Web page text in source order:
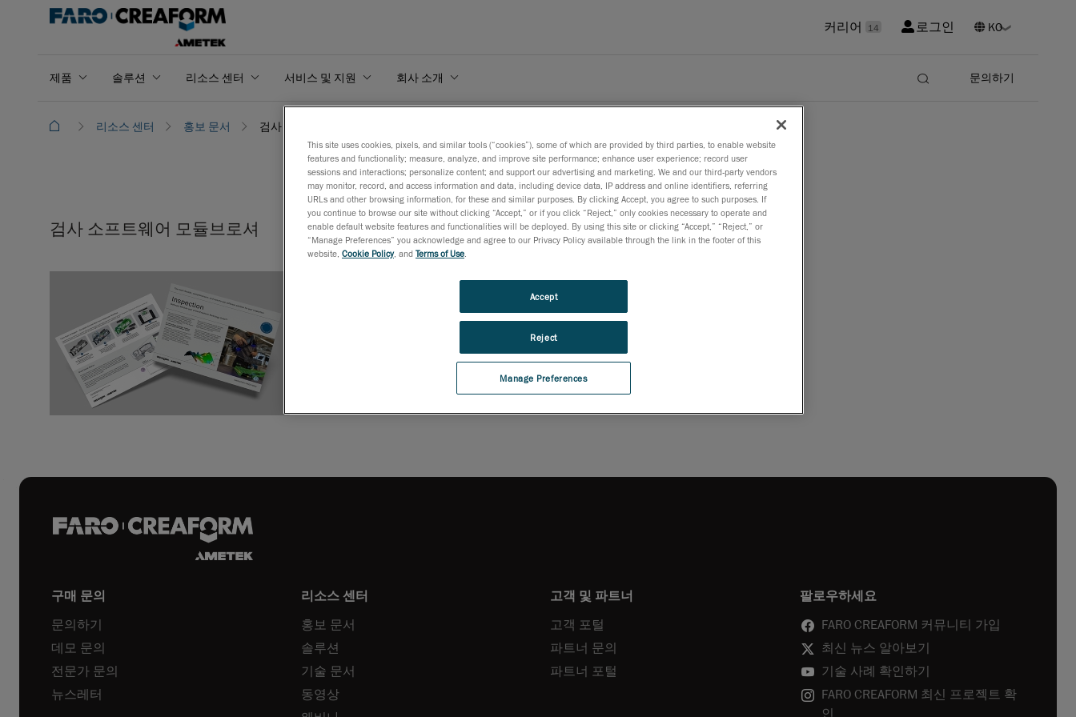
커리어 14 로그인
제품 솔루션 리소스 센터 서비스 및 지원 회사 소개 문의하기
리소스 센터 홍보 문서 검사 소프트웨어 모듈브로셔
검사 소프트웨어 모듈브로셔
Creaform Metrology Suite™에 속하는 치수 검사 모듈은 품질 관리 및 품질 보증 전문가가 검사를
수행하고 세부적 엔지니어링 요구 사항에 따라 보고서를 생성할 수 있게 도와주는 완성도 높은 강
력한 소프트웨어 모듈입니다.활용도가 높고 효과적이며 사용성이 좋은 부품 검사용 소프트웨어
구매 문의
문의하기
데모 문의
전문가 문의
뉴스레터
리소스 센터
홍보 문서
솔루션
기술 문서
동영상
고객 및 파트너
고객 포털
파트너 문의
파트너 포털
팔로우하세요
FARO CREAFORM 커뮤니티 가입
최신 뉴스 알아보기
기술 사례 확인하기
FARO CREAFORM 최신 프로젝트 확
This site uses cookies, pixels, and similar tools (“cookies”), some of which are provided by third parties, to enable website
features and functionality; measure, analyze, and improve site performance; enhance user experience; record user
sessions and interactions; personalize content; and support our advertising and marketing. We and our third-party vendors
may monitor, record, and access information and data, including device data, IP address and online identifiers, referring
URLs and other browsing information, for these and similar purposes. By clicking Accept, you agree to such purposes. If
you continue to browse our site without clicking “Accept,” or if you click “Reject,” only cookies necessary to operate and
enable default website features and functionalities will be deployed. By using this site or clicking “Accept,” “Reject,” or
“Manage Preferences” you acknowledge and agree to our Privacy Policy available through the link in the footer of this
website, Cookie Policy, and Terms of Use
Manage Preferences
Reject
Accept